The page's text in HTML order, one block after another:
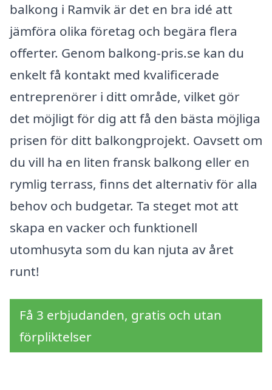
balkong i Ramvik är det en bra idé att
jämföra olika företag och begära flera
offerter. Genom balkong-pris.se kan du
enkelt få kontakt med kvalificerade
entreprenörer i ditt område, vilket gör
det möjligt för dig att få den bästa möjliga
prisen för ditt balkongprojekt. Oavsett om
du vill ha en liten fransk balkong eller en
rymlig terrass, finns det alternativ för alla
behov och budgetar. Ta steget mot att
skapa en vacker och funktionell
utomhusyta som du kan njuta av året
runt!
Få 3 erbjudanden, gratis och utan
förpliktelser